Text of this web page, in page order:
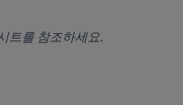
트를 참조하세요.